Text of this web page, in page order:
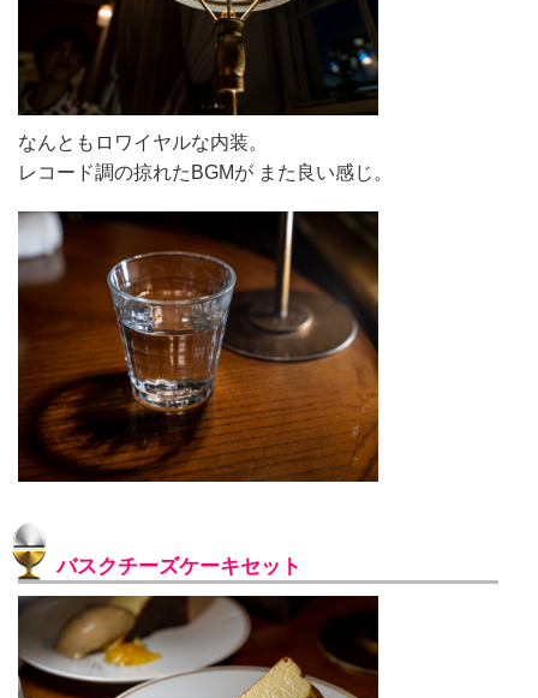
なんともロワイヤルな内装。
レコード調の掠れたBGMが また良い感じ。
バスクチーズケーキセット